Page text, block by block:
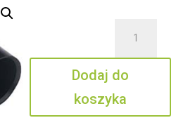
4.0
PF
Dodaj do
koszyka